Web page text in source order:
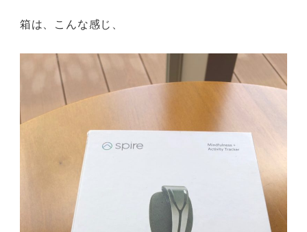
箱は、こんな感じ、